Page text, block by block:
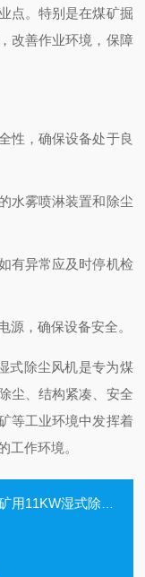
点。特别是在煤矿掘
改善作业环境，保障
性，确保设备处于良
水雾喷淋装置和除尘
有异常应及时停机检
源，确保设备安全。
式除尘风机是专为煤
尘、结构紧凑、安全
等工业环境中发挥着
工作环境。
11KW湿式除尘器